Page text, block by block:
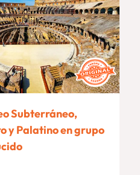
Subterráneo,
y Palatino en grupo